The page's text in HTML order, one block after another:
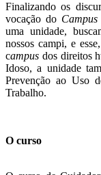
Finalizando os
vocação do Campus
uma unidade,
nossos campi, e
campus dos direitos
Idoso, a unidade
Prevenção ao Uso
Trabalho.
O curso